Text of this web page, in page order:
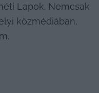
Lapok. Nemcsak
közmédiában,